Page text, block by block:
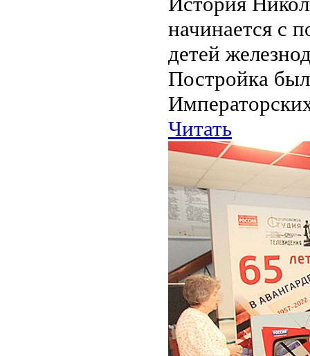
начинается с
детей
Постройка
Читать